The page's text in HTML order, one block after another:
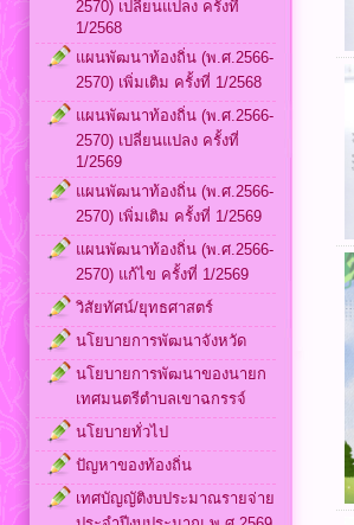
2570) เปลี่ยนแปลง ครั้งที่
1/2568
แผนพัฒนาท้องถิ่น (พ.ศ.2566-
2570) เพิ่มเติม ครั้งที่ 1/2568
แผนพัฒนาท้องถิ่น (พ.ศ.2566-
2570) เปลี่ยนแปลง ครั้งที่
1/2569
แผนพัฒนาท้องถิ่น (พ.ศ.2566-
2570) เพิ่มเติม ครั้งที่ 1/2569
แผนพัฒนาท้องถิ่น (พ.ศ.2566-
2570) แก้ไข ครั้งที่ 1/2569
วิสัยทัศน์/ยุทธศาสตร์
นโยบายการพัฒนาจังหวัด
นโยบายการพัฒนาของนายก
เทศมนตรีตำบลเขาฉกรรจ์
นโยบายทั่วไป
ปัญหาของท้องถิ่น
เทศบัญญัติงบประมาณรายจ่าย